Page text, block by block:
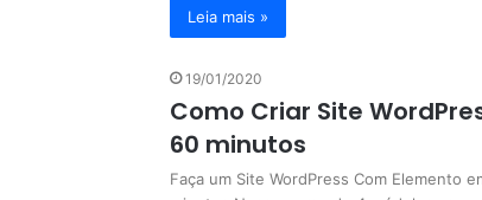
Leia mais »
19/01/2020
Como Criar Site
60 minutos
Faça um Site WordPress Com Elemento